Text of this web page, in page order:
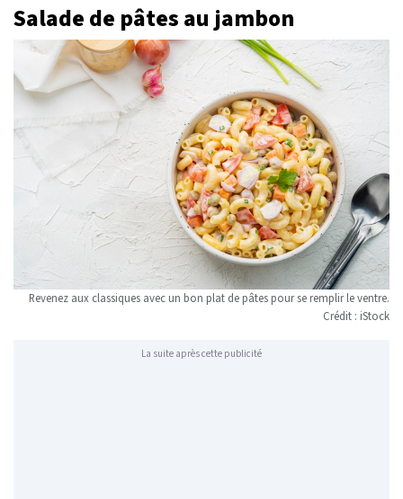
Salade de pâtes au jambon
Revenez aux classiques avec un bon plat de pâtes pour se remplir le ventre.
Crédit : iStock
La suite après cette publicité